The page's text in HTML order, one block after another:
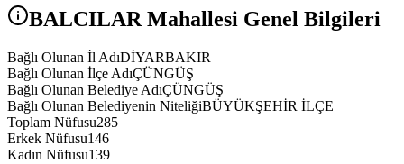
BALCILARMahallesi Genel Bilgileri
Bağlı Olunan İl AdıDİYARBAKIR
Bağlı Olunan İlçe AdıÇÜNGÜŞ
Bağlı Olunan Belediye AdıÇÜNGÜŞ
Bağlı Olunan Belediyenin NiteliğiBÜYÜKŞEHİR İLÇE
Toplam Nüfusu285
Erkek Nüfusu146
Kadın Nüfusu139